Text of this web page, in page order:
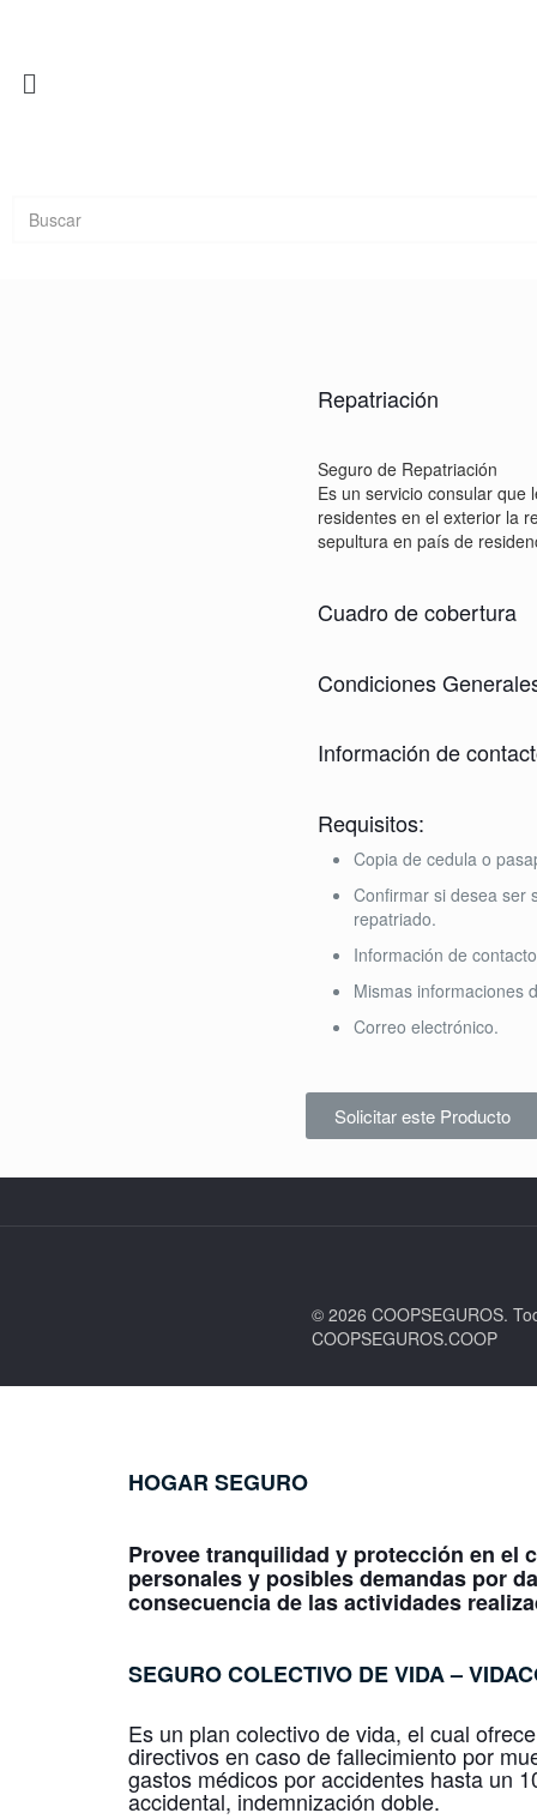
Repatriación
Seguro de Repatriación
Es un servicio consular que
residentes en el exterior la
sepultura en país de
Cuadro de cobertura
Condiciones
Información de
Requisitos:
Copia de cedula o
Confirmar si desea ser
repatriado.
Información de
Mismas informaciones
Correo electrónico.
Solicitar este Producto
© 2026 COOPSEGUROS.
COOPSEGUROS.COOP
HOGAR SEGURO
Provee tranquilidad y protección en el
personales y posibles demandas por
consecuencia de las actividades
SEGURO COLECTIVO DE VIDA –
Es un plan colectivo de vida, el cual
directivos en caso de fallecimiento por
gastos médicos por accidentes hasta un
accidental, indemnización doble.